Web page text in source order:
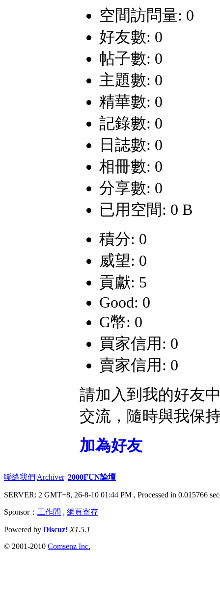
空間訪問量: 0
好友數: 0
帖子數: 0
主題數: 0
精華數: 0
記錄數: 0
日誌數: 0
相冊數: 0
分享數: 0
已用空間: 0 B
積分: 0
威望: 0
貢獻: 5
Good: 0
G幣: 0
買家信用: 0
賣家信用: 0
請加入到我的好友
交流，隨時與我保
加為好友
聯絡我們|Archiver| 2000FUN論壇
SERVER: 2 GMT+8, 26-8-10 01:44 PM , Processed in 0.015766
Sponsor： 工作間 , 網頁寄存
Powered by Discuz! X1.5.1
© 2001-2010 Comsenz Inc.